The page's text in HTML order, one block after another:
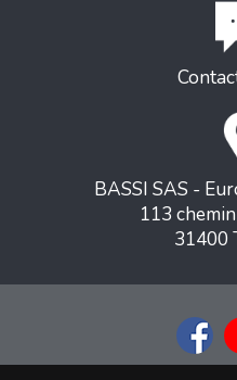
BASSI SAS -
113
31400